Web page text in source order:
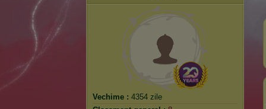
Vechime : 4354 zile